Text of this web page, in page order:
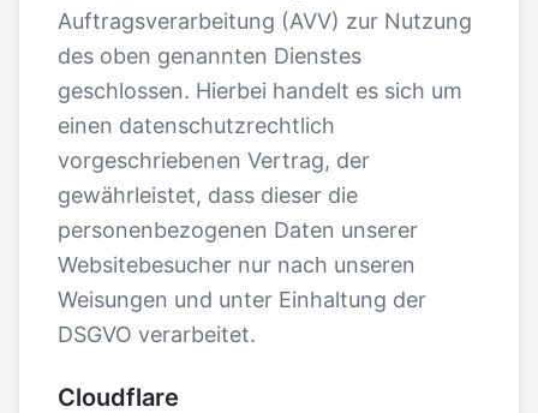
Auftragsverarbeitung (AVV) zur Nutzung
des oben genannten Dienstes
geschlossen. Hierbei handelt es sich um
einen datenschutzrechtlich
vorgeschriebenen Vertrag, der
gewährleistet, dass dieser die
personenbezogenen Daten unserer
Websitebesucher nur nach unseren
Weisungen und unter Einhaltung der
DSGVO verarbeitet.
Cloudflare